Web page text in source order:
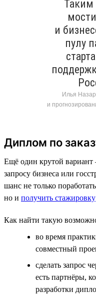
Таким
и
пулу
Илья
и
Диплом по
Ещё один крутой
запросу бизнеса или
шанс не только
но и получить стажировку
Как найти такую
во время
совместный
сделать запрос
есть партнёры,
разработки